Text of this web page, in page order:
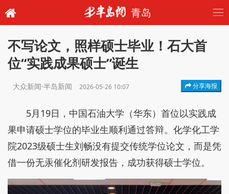
青岛
不写论文，照样硕士毕业！石大首
位“实践成果硕士”诞生
大众新闻·半岛新闻 2026-05-26 10:07 分享海报
5月19日，中国石油大学（华东）首位以实践成
果申请硕士学位的毕业生顺利通过答辩。化学化工学
院2023级硕士生刘畅没有提交传统学位论文，而是凭
借一份无汞催化剂研发报告，成功获得硕士学位。